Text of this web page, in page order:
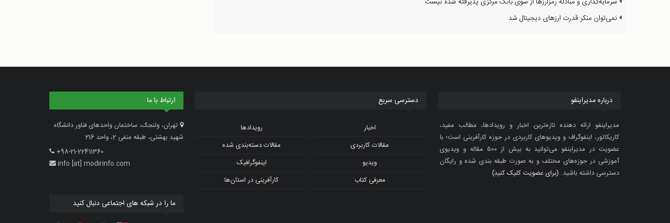
نمی‌توان منکر قدرت ارزهای دیجیتال شد
درباره مدیراینفو
مدیراینفو ارائه دهنده تازه‌ترین اخبار و رویدادها، مطالب مفید،
کاریکاتور، اینفوگراف و ویدیوهای کاربردی در حوزه کارآفرینی است؛ با
عضویت در مدیراینفو می‌توانید به بیش از ۵۰۰ مقاله و ویدیوی
آموزشی در حوزه‌های مختلف و به صورت طبقه بندی شده و رایگان
دسترسی داشته باشید. (برای عضویت کلیک کنید)
دسترسی سریع
اخبار
رویدادها
مقالات کاربردی
مقالات دسته‌بندی شده
ویدیو
اینفوگرافیک
معرفی کتاب
کارآفرینی در استان‌ها
ارتباط با ما
تهران، ولنجک، ساختمان واحدهای فناور دانشگاه
شهید بهشتی، طبقه منفی 2، واحد 216
+98-21-22411360
info [at] modirinfo.com
ما را در شبکه های اجتماعی دنبال کنید